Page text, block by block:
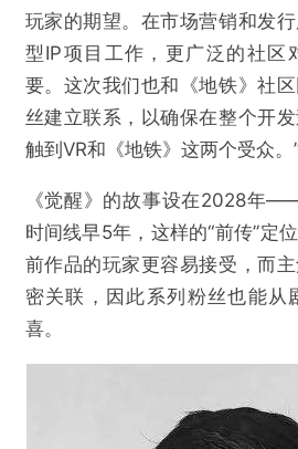
玩家的期望。在市场营销和发
型IP项目工作，更广泛的社区
要。这次我们也和《地铁》社
丝建立联系，以确保在整个开
触到VR和《地铁》这两个受众。
《觉醒》的故事设在2028年
时间线早5年，这样的“前传”定
前作品的玩家更容易接受，而
密关联，因此系列粉丝也能从
喜。